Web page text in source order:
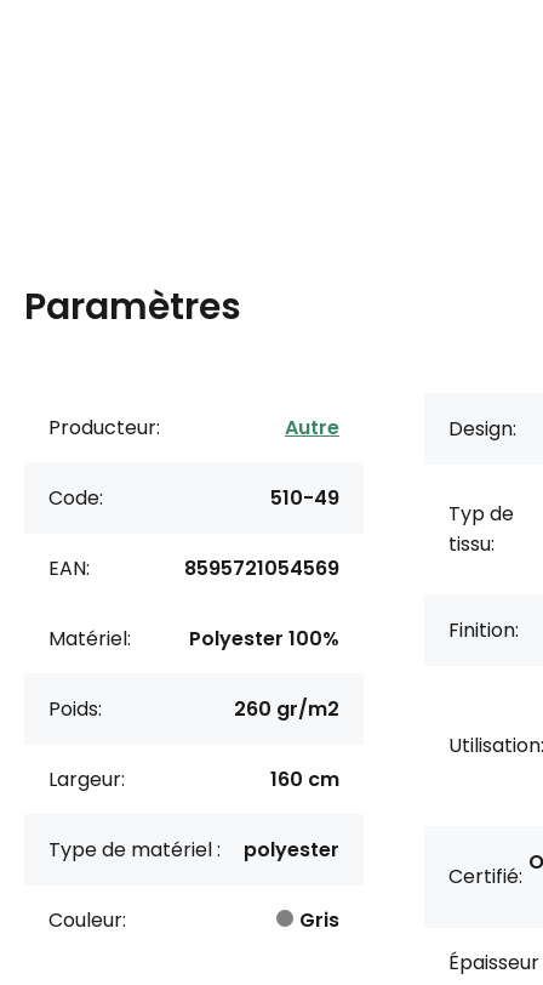
Paramètres
Producteur: Autre
Code: 510-49
EAN: 8595721054569
Matériel: Polyester 100%
Poids: 260 gr/m2
Largeur: 160 cm
Type de matériel : polyester
Couleur: Gris
Design:
Typ de
tissu:
Finition:
Utilisation:
Certifié:
Épaisseur